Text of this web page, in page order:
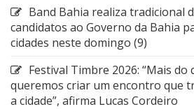
Band Bahia realiza tradicional
candidatos ao Governo da Bahia
cidades neste domingo (9)
Festival Timbre 2026: “Mais do
queremos criar um encontro que
a cidade”, afirma Lucas Cordeiro